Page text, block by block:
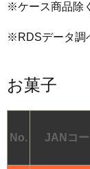
※ケース商品除く
※RDSデータ調
お菓子
No. JANコ